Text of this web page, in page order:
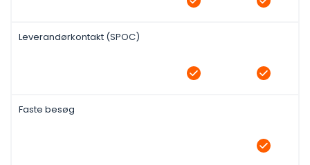
Leverandørkontakt (SPOC)
Faste besøg